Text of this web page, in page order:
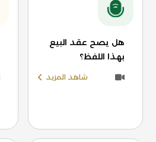
هل يصح عقد البيع
بهذا اللفظ؟
شاهد المزيد